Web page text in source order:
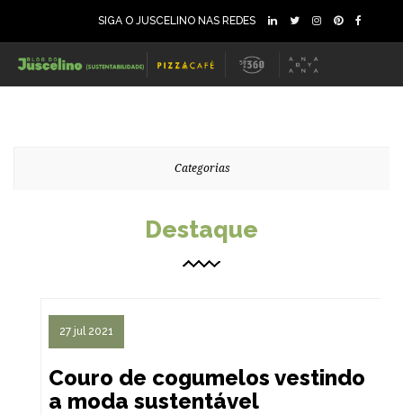
SIGA O JUSCELINO NAS REDES
Categorias
Destaque
27 jul 2021
Couro de cogumelos vestindo
a moda sustentável
144